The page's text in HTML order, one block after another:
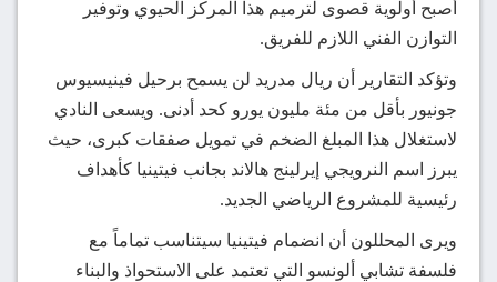
أصبح أولوية قصوى لترميم هذا المركز الحيوي وتوفير
التوازن الفني اللازم للفريق.
وتؤكد التقارير أن ريال مدريد لن يسمح برحيل فينيسيوس
جونيور بأقل من مئة مليون يورو كحد أدنى. ويسعى النادي
لاستغلال هذا المبلغ الضخم في تمويل صفقات كبرى، حيث
يبرز اسم النرويجي إيرلينج هالاند بجانب فيتينيا كأهداف
رئيسية للمشروع الرياضي الجديد.
ويرى المحللون أن انضمام فيتينيا سيتناسب تماماً مع
فلسفة تشابي ألونسو التي تعتمد على الاستحواذ والبناء